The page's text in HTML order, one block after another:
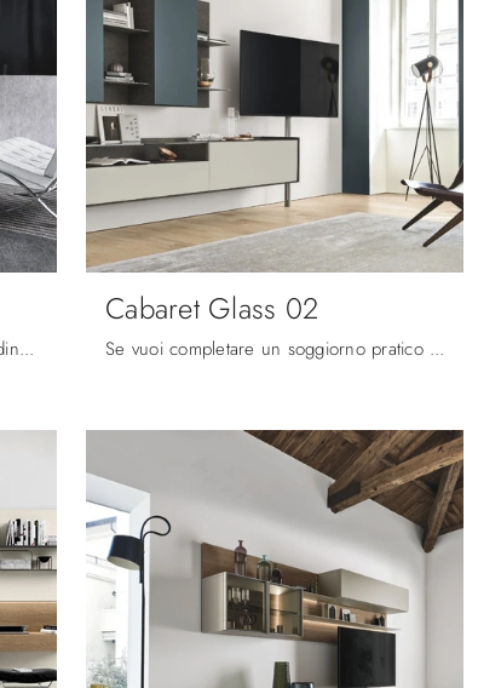
Se desideri completare un soggiorno dinamico e operativo dalle linee moderne, ecco a te la parete attrezzata Cabaret Glass 03 Sangiacomo.
Cabaret Glass 02
Se vuoi completare un soggiorno pratico e operativo dalle linee moderne, ti presentiamo la parete attrezzata Cabaret Glass 02 Sangiacomo.